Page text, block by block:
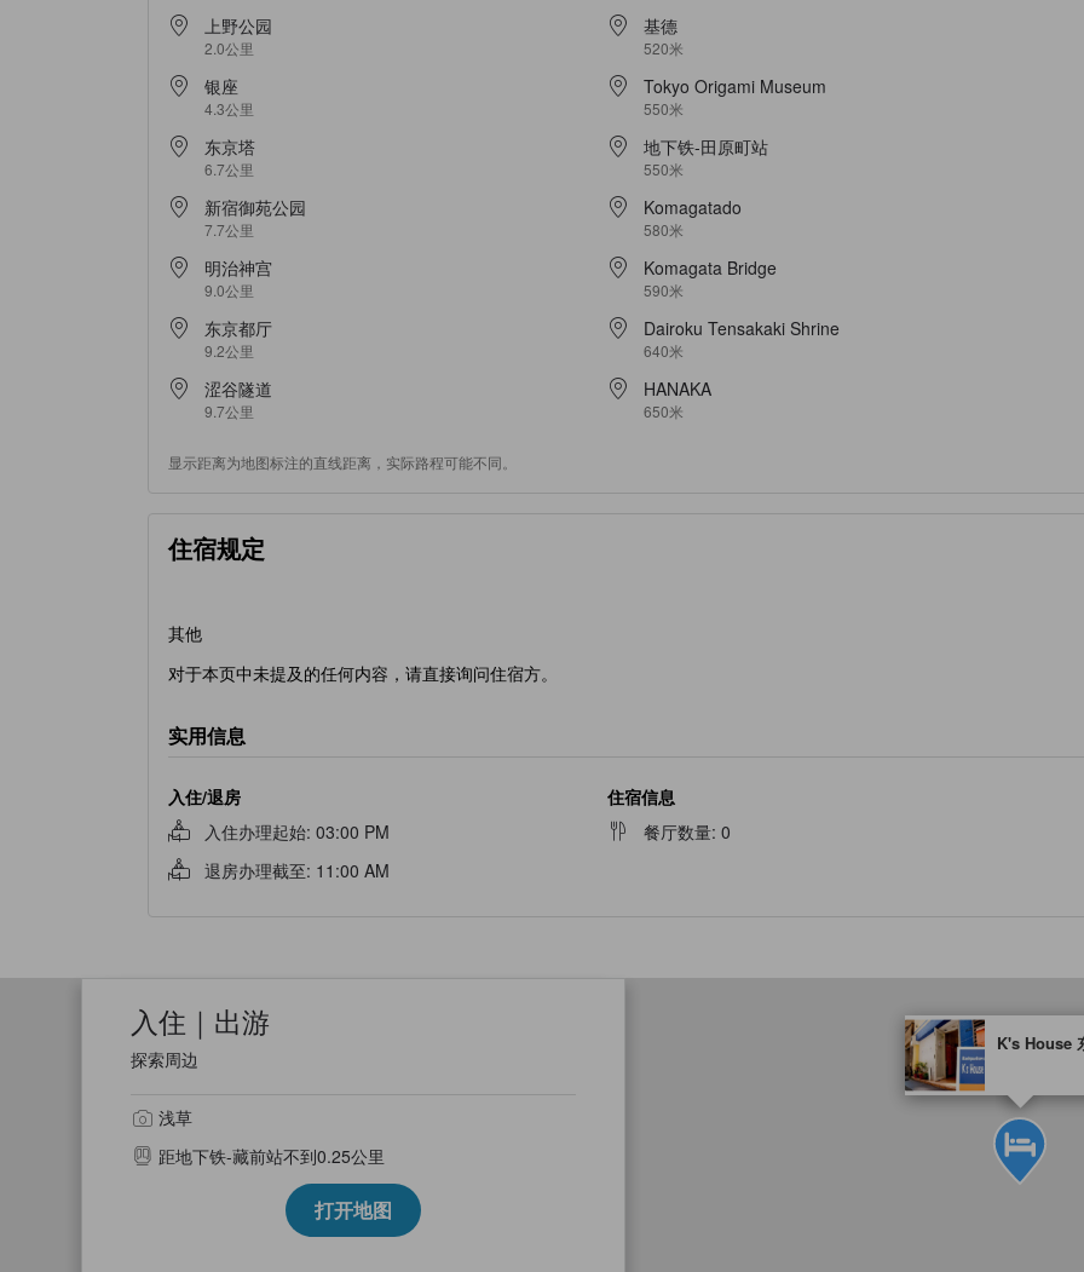
上野公园
2.0公里
银座
4.3公里
东京塔
6.7公里
新宿御苑公园
7.7公里
明治神宫
9.0公里
东京都厅
9.2公里
涩谷隧道
9.7公里
基德
520米
Tokyo Origami Museum
550米
地下铁-田原町站
550米
Komagatado
580米
Komagata Bridge
590米
Dairoku Tensakaki Shrine
640米
HANAKA
650米
显示距离为地图标注的直线距离，实际路程可能不同。
住宿规定
其他
对于本页中未提及的任何内容，请直接询问住宿方。
实用信息
入住/退房
入住办理起始: 03:00 PM
退房办理截至: 11:00 AM
住宿信息
餐厅数量:0
K's House
tooltip
金色星星表示的等级信
入住｜出游
探索周边
浅草
距地下铁-藏前站不到0.25公里
打开地图